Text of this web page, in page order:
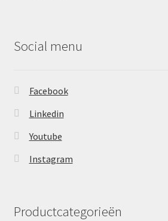
Social menu
Facebook
Linkedin
Youtube
Instagram
Productcategorieën